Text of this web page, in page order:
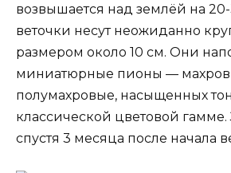
возвышается над землёй на
веточки несут неожиданно
размером около 10 см. Они
миниатюрные пионы —
полумахровые, насыщенных
классической цветовой гамме.
спустя 3 месяца после начала